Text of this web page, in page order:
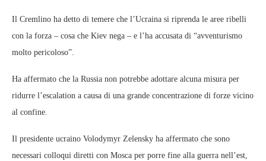
Il Cremlino ha detto di temere che l’Ucraina si riprenda le aree ribelli
con la forza – cosa che Kiev nega – e l’ha accusata di “avventurismo
molto pericoloso”.
Ha affermato che la Russia non potrebbe adottare alcuna misura per
ridurre l’escalation a causa di una grande concentrazione di forze vicino
al confine.
Il presidente ucraino Volodymyr Zelensky ha affermato che sono
necessari colloqui diretti con Mosca per porre fine alla guerra nell’est,